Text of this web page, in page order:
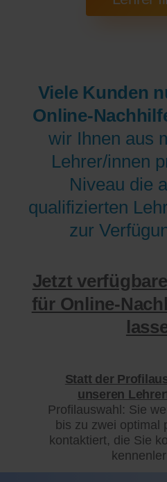
Viele Kunden
Online-
wir Ihnen aus
Lehrer/innen
Niveau die
qualifizierten
zur
Jetzt
für Online-
Statt der
unseren
Profilauswahl: Sie
bis zu zwei optimal
kontaktiert, die Sie